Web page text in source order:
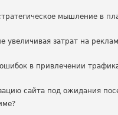
мышление в
увеличивая затрат на
в привлечении
сайта под ожидания